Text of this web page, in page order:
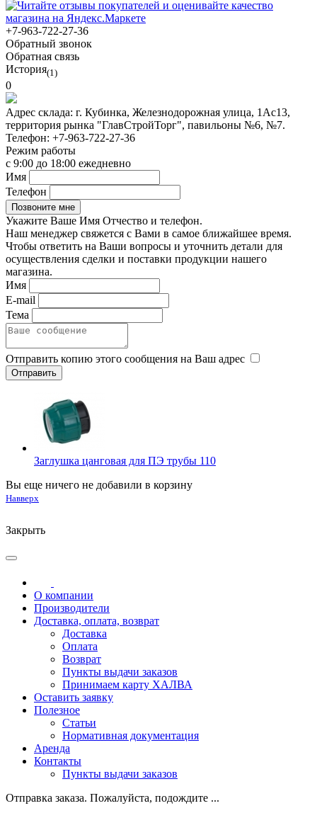
+7-963-722-27-36
Обратный звонок
Обратная связь
История(1)
0
Адрес склада: г. Кубинка, Железнодорожная улица, 1Ас13,
территория рынка "ГлавСтройТорг", павильоны №6, №7.
Телефон: +7-963-722-27-36
Режим работы
с 9:00 до 18:00 ежедневно
Имя
Телефон
Укажите Ваше Имя Отчество и телефон.
Наш менеджер свяжется с Вами в самое ближайшее время.
Чтобы ответить на Ваши вопросы и уточнить детали для
осуществления сделки и поставки продукции нашего
магазина.
Имя
E-mail
Тема
Отправить копию этого сообщения на Ваш адрес
Заглушка цанговая для ПЭ трубы 110
Вы еще ничего не добавили в корзину
Навверх
Закрыть
О компании
Производители
Доставка, оплата, возврат
Доставка
Оплата
Возврат
Пункты выдачи заказов
Принимаем карту ХАЛВА
Оставить заявку
Полезное
Статьи
Нормативная документация
Аренда
Контакты
Пункты выдачи заказов
Отправка заказа. Пожалуйста, подождите ...